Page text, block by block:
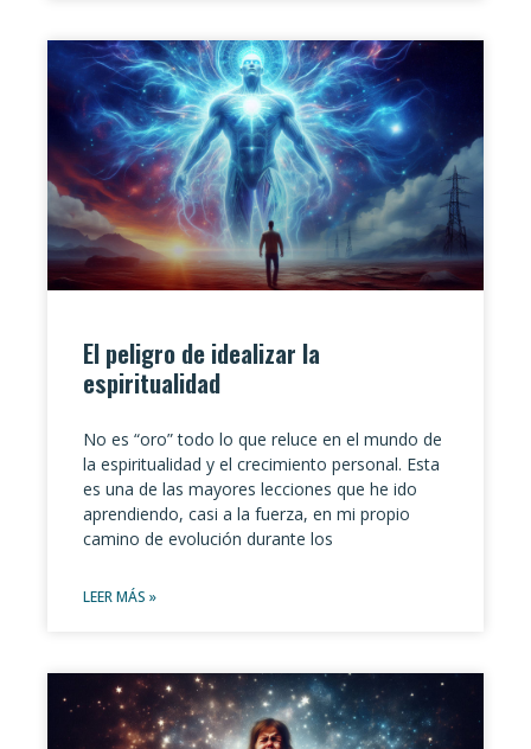
El peligro de idealizar la
espiritualidad
No es “oro” todo lo que reluce en el mundo de
la espiritualidad y el crecimiento personal. Esta
es una de las mayores lecciones que he ido
aprendiendo, casi a la fuerza, en mi propio
camino de evolución durante los
LEER MÁS »